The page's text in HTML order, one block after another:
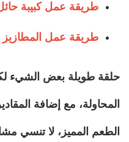
طريقة عمل كبيبة
طريقة عمل المطازيز
حلقة طويلة بعض الشيء
المحاولة، مع إضافة
الطعم المميز، لا تنسي